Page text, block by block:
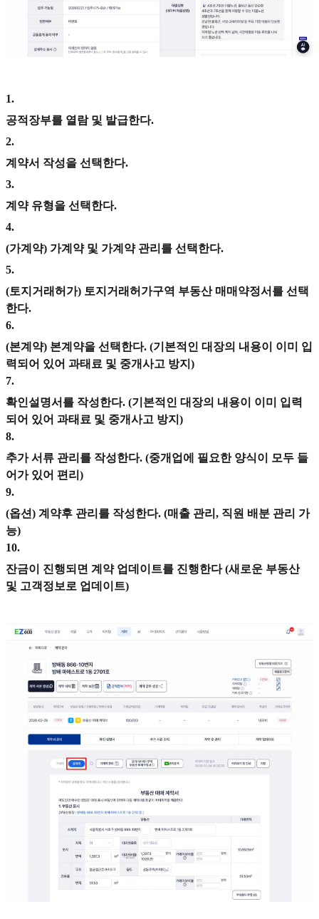
1.
공적장부를 열람 및 발급한다.
2.
계약서 작성을 선택한다.
3.
계약 유형을 선택한다.
4.
(가계약) 가계약 및 가계약 관리를 선택한다.
5.
(토지거래허가) 토지거래허가구역 부동산 매매약정서를 선택
한다.
6.
(본계약) 본계약을 선택한다. (기본적인 대장의 내용이 이미 입
력되어 있어 과태료 및 중개사고 방지)
7.
확인설명서를 작성한다. (기본적인 대장의 내용이 이미 입력
되어 있어 과태료 및 중개사고 방지)
8.
추가 서류 관리를 작성한다. (중개업에 필요한 양식이 모두 들
어가 있어 편리)
9.
(옵션) 계약후 관리를 작성한다. (매출 관리, 직원 배분 관리 가
능)
10.
잔금이 진행되면 계약 업데이트를 진행한다 (새로운 부동산
및 고객정보로 업데이트)